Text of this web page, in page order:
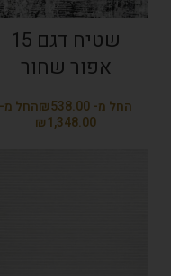
שטיח דגם 15
אפור שחור
₪
₪